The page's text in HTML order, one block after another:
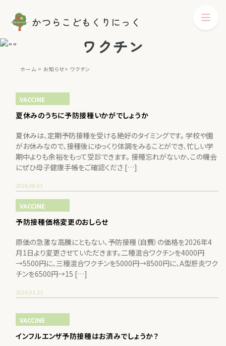
ワクチン
ホーム お知らせ ワクチン
VACCINE
夏休みのうちに予防接種いかがでしょうか
夏休みは、定期予防接種を受ける絶好のタイミングです。 学校や園
がお休みなので、接種後にゆっくり体調をみることができ、忙しい学
期中よりも余裕をもって受診できます。 接種忘れがないか、この機会
にぜひ母子健康手帳をご確認くださ […]
2026.08.03
VACCINE
予防接種価格変更のおしらせ
原価の急激な高騰にともない、予防接種（自費）の価格を2026年4
月1日より変更させていただきます。二種混合ワクチンを4000円
→5500円に、三種混合ワクチンを5000円→8500円に、A型肝炎ワク
チンを6500円→15 […]
2026.03.23
VACCINE
インフルエンザ予防接種はお済みでしょうか？